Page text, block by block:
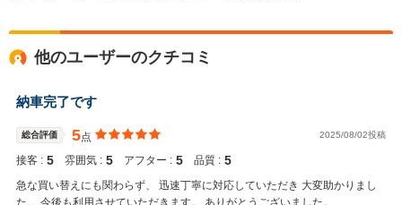
他のユーザーのクチコミ
納車完了です
総合評価 5点 2025/08/02投稿
接客 : 5 雰囲気 : 5 アフター : 5 品質 : 5
急な買い替えにも関わらず、 迅速丁寧に対応していただき 大変助かりまし
た。 今後も利用させていただきます。 ありがとうございました。